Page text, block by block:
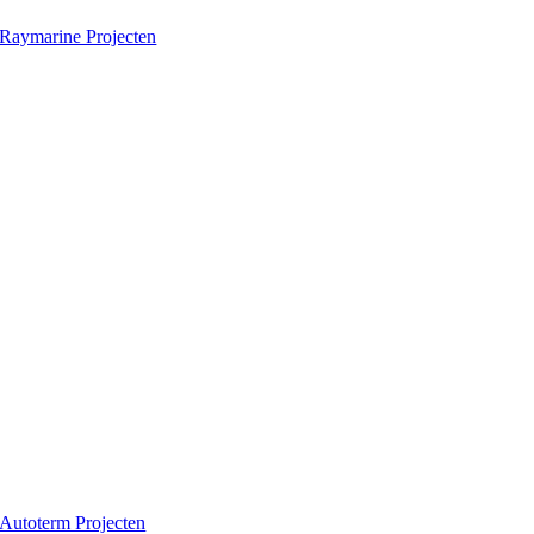
Raymarine Projecten
Autoterm Projecten